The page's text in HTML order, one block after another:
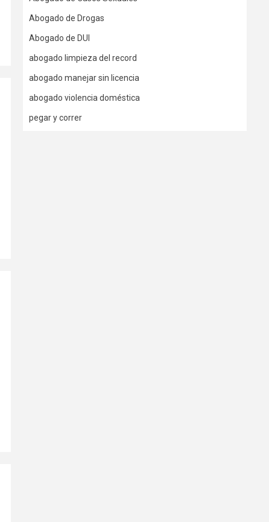
Abogado de Drogas
Abogado de DUI
abogado limpieza del record
abogado manejar sin licencia
abogado violencia doméstica
pegar y correr